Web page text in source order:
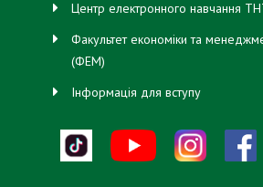
Центр електронного навчання
Факультет економіки та
(ФЕМ)
Інформація для вступу